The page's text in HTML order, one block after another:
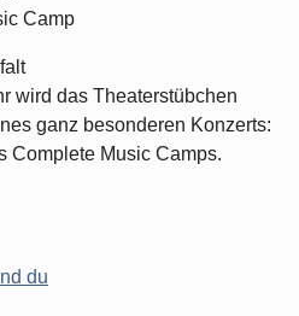
Camp
wird das Theaterstübchen
ganz besonderen Konzerts:
Complete Music Camps.
du